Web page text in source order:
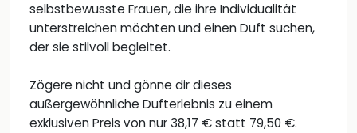
selbstbewusste Frauen, die ihre Individualität
unterstreichen möchten und einen Duft suchen,
der sie stilvoll begleitet.
Zögere nicht und gönne dir dieses
außergewöhnliche Dufterlebnis zu einem
exklusiven Preis von nur 38,17 € statt 79,50 €.